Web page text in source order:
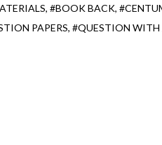
#BOOK BACK
PAPERS #QUESTION WITH